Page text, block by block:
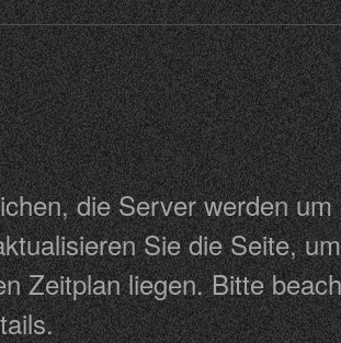
die Server werden
Sie die Seite,
Zeitplan liegen. Bitte